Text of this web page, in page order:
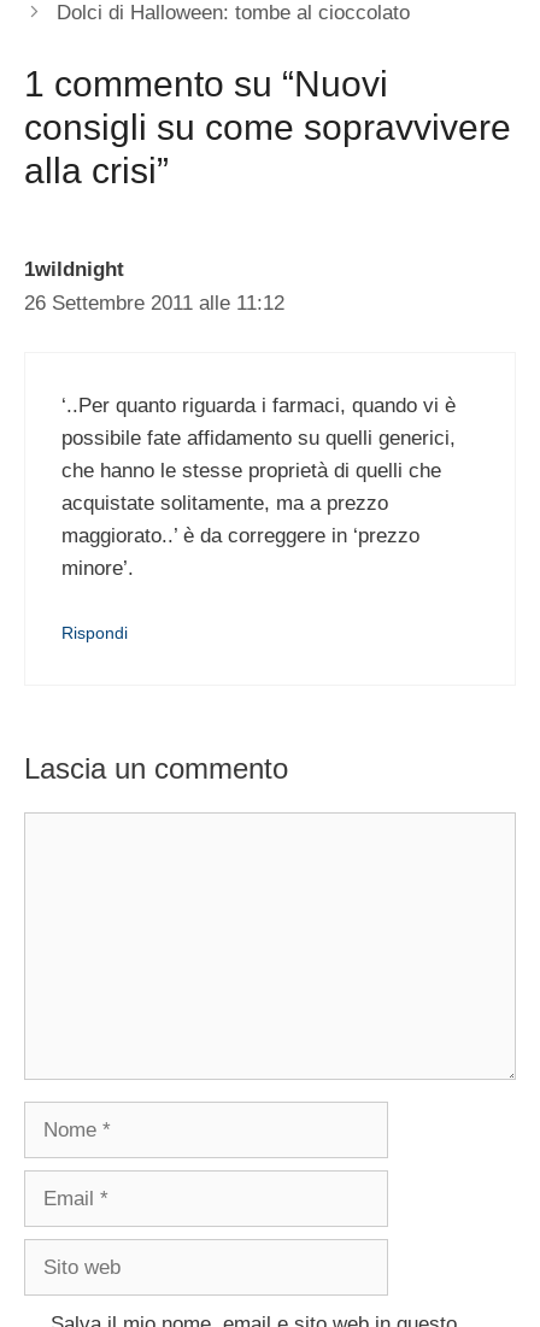
Dolci di Halloween: tombe al cioccolato
1 commento su “Nuovi
consigli su come sopravvivere
alla crisi”
1wildnight
26 Settembre 2011 alle 11:12
‘..Per quanto riguarda i farmaci, quando vi è
possibile fate affidamento su quelli generici,
che hanno le stesse proprietà di quelli che
acquistate solitamente, ma a prezzo
maggiorato..’ è da correggere in ‘prezzo
minore’.
Rispondi
Lascia un commento
Nome
Email
Sito